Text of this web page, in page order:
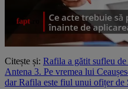
Citește și: Rafila a gătit sufleu
Antena 3. Pe vremea lui
dar Rafila este fiul unui ofițer de